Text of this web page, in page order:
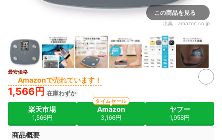
この商品を見る
出典： amazon.co.jp
最安価格
Amazonで売れています！
1,566円 在庫わずか
楽天市場
1,566円
Amazon
3,166円
タイムセール
ヤフー
1,958円
商品概要